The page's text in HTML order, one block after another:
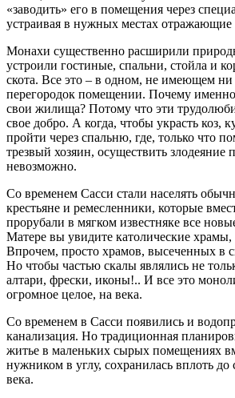
«заводить» его в помещения через
устраивая в нужных местах отражающие
Монахи существенно расширили
устроили гостиные, спальни, стойла и
скота. Все это – в одном, не имеющем ни
перегородок помещении. Почему
свои жилища? Потому что эти
свое добро. А когда, чтобы украсть коз,
пройти через спальню, где, только что
трезвый хозяин, осуществить злодеяние
невозможно.
Со временем Сасси стали населять
крестьяне и ремесленники, которые
прорубали в мягком известняке все
Матере вы увидите католические
Впрочем, просто храмов, высеченных в
Но чтобы частью скалы являлись не
алтари, фрески, иконы!.. И все это
огромное целое, на века.
Со временем в Сасси появились и
канализация. Но традиционная
житье в маленьких сырых помещениях
нужником в углу, сохранилась вплоть до
века.